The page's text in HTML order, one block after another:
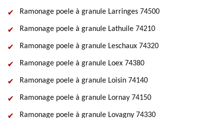
Ramonage poele à granule Larringes 74500
Ramonage poele à granule Lathuile 74210
Ramonage poele à granule Leschaux 74320
Ramonage poele à granule Loex 74380
Ramonage poele à granule Loisin 74140
Ramonage poele à granule Lornay 74150
Ramonage poele à granule Lovagny 74330